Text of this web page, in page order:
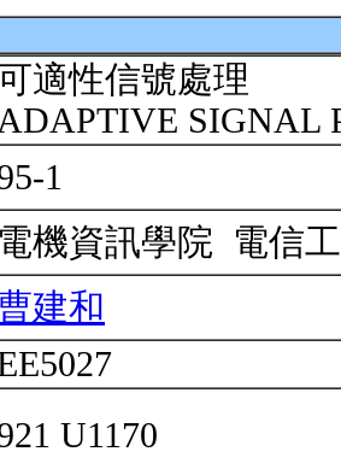
適性信號處理
SIGNAL
1
電機資訊學院 電信
建和
U1170